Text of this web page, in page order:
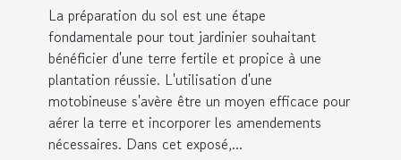
La préparation du sol est une étape
fondamentale pour tout jardinier souhaitant
bénéficier d'une terre fertile et propice à une
plantation réussie. L'utilisation d'une
motobineuse s'avère être un moyen efficace pour
aérer la terre et incorporer les amendements
nécessaires. Dans cet exposé,...